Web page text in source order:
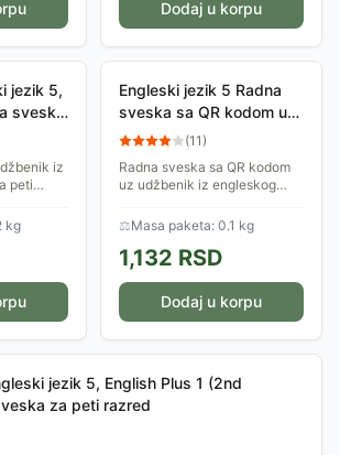
Dodaj u korpu
jezik 5,
sveska
iz
peti
sadržaji
kg
Engleski jezik 5 Radna
sveska sa QR kodom uz
udžbenik Hello world za
škole Klett
(11)
Radna sveska sa QR kodom
uz udžbenik iz engleskog
razred osnovne škole,
odobrena od strane
Ministarstva prosvete....
⚖Masa paketa: 0.1 kg
1,132 RSD
Dodaj u korpu
jezik 5, English Plus 1 (2nd
za peti razred